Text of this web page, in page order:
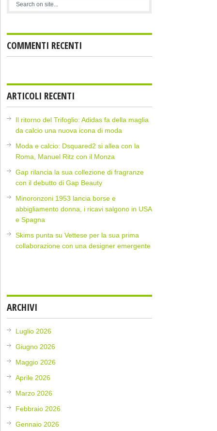
COMMENTI RECENTI
ARTICOLI RECENTI
Il ritorno del Trifoglio: Adidas fa della maglia
da calcio una nuova icona di moda
Moda e calcio: Dsquared2 si allea con la
Roma, Manuel Ritz con il Monza
Gap rilancia la sua collezione di fragranze
con il debutto di Gap Beauty
Minoronzoni 1953 lancia borse e
abbigliamento donna, i ricavi salgono in USA
e Spagna
Skims punta su Vettese per la sua prima
collaborazione con una designer emergente
ARCHIVI
Luglio 2026
Giugno 2026
Maggio 2026
Aprile 2026
Marzo 2026
Febbraio 2026
Gennaio 2026